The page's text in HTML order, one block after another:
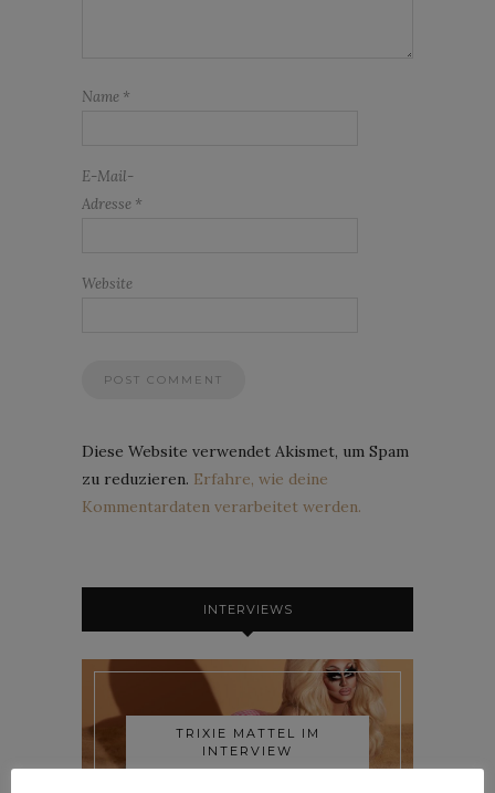
Name *
E-Mail-
Adresse *
Website
Diese Website verwendet Akismet, um Spam
zu reduzieren. Erfahre, wie deine
Kommentardaten verarbeitet werden.
INTERVIEWS
TRIXIE MATTEL IM
INTERVIEW